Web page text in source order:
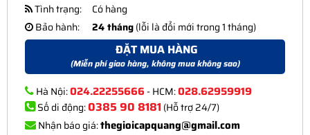
Tình trạng:
Có hàng
Bảo hành:
24 tháng(lỗi là đổi mới trong 1 tháng)
ĐẶT MUA HÀNG
(Miễn phí giao hàng, không mua không sao)
Hà Nội:024.22255666- HCM:028.62959919
Số di động:0385 90 8181(Hỗ trợ 24/7)
Nhận báo giá:thegioicapquang@gmail.com